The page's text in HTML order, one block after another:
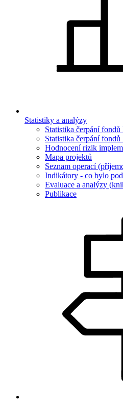
Statistiky a analýzy
Statistika čerpání
Statistika čerpání
Hodnocení rizik
Mapa projektů
Seznam operací
Indikátory - co bylo
Evaluace a analýzy
Publikace